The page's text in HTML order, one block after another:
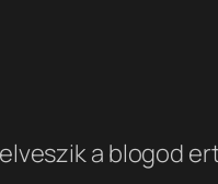
a blogod